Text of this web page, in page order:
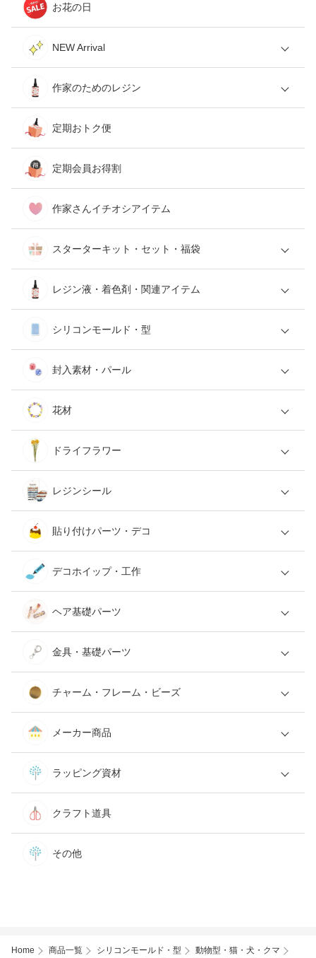
お花の日
NEW Arrival
作家のためのレジン
定期おトク便
定期会員お得割
作家さんイチオシアイテム
スターターキット・セット・福袋
レジン液・着色剤・関連アイテム
シリコンモールド・型
封入素材・パール
花材
ドライフラワー
レジンシール
貼り付けパーツ・デコ
デコホイップ・工作
ヘア基礎パーツ
金具・基礎パーツ
チャーム・フレーム・ビーズ
メーカー商品
ラッピング資材
クラフト道具
その他
Home 商品一覧 シリコンモールド・型
動物型・猫・犬・クマ